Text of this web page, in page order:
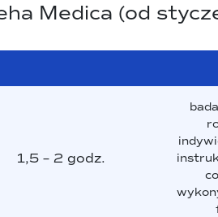
Medica (od
1,5 – 2 godz.